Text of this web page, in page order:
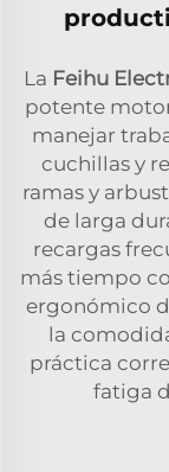
La Feihu
potente
manejar
cuchillas y
ramas y
de larga
recargas
más tiempo
ergonómico
la
práctica
fatiga